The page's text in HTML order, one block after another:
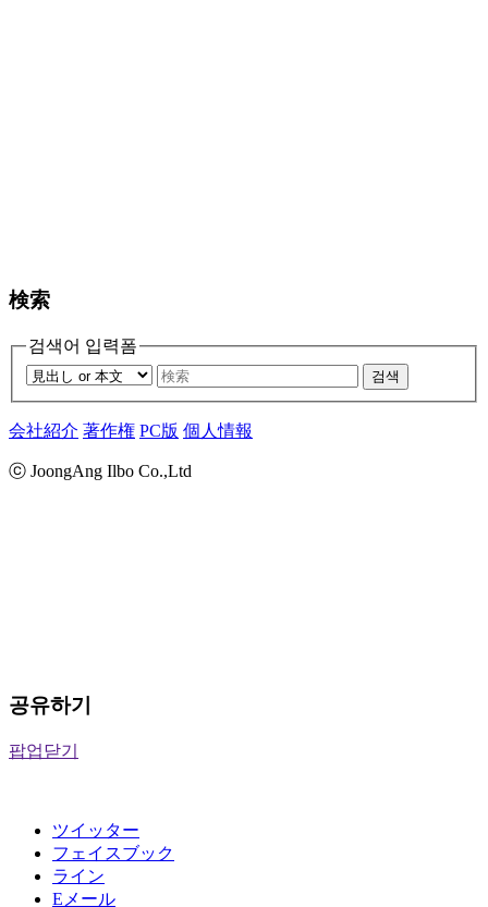
検索
검색어 입력폼
검색
会社紹介 著作権 PC版 個人情報
ⓒ JoongAng Ilbo Co.,Ltd
공유하기
팝업닫기
ツイッター
フェイスブック
ライン
Eメール